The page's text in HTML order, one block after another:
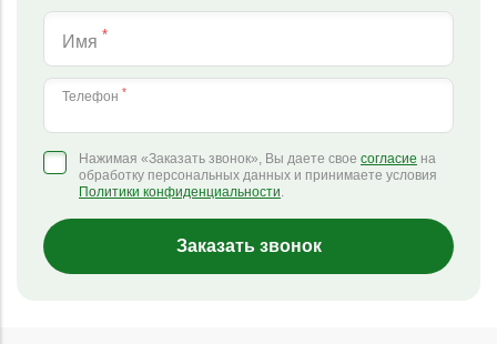
Имя *
Телефон *
Нажимая «Заказать звонок», Вы даете свое согласие на
обработку персональных данных и принимаете условия
Политики конфиденциальности.
Заказать звонок